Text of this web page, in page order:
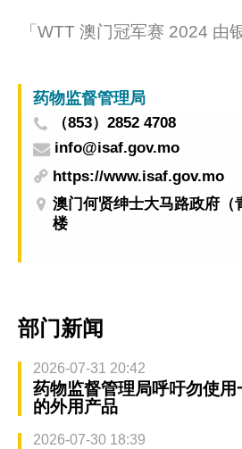
「WTT 澳门冠军赛 2024 由
药物监督管理局
（853）2852 4708
info@isaf.gov.mo
https://www.isaf.gov.mo
澳门何贤绅士大马路政府（
楼
部门新闻
2026-07-31 20:42
药物监督管理局呼吁勿使
的外用产品
2026-07-30 18:39